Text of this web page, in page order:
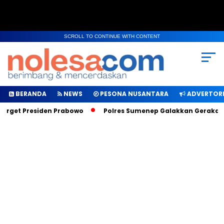
SCROLL TO CONTINUE WITH CONTENT
BERANDA NEWS PESONA NUSANTARA
Presiden Prabowo
Polres Sumenep Galakkan Gerakan